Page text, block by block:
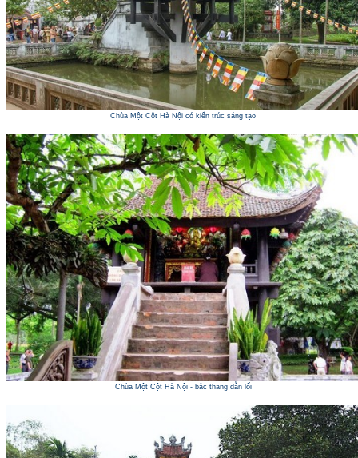
Chùa Một Cột Hà Nội có kiến trúc sáng tạo
Chùa Một Cột Hà Nội - bậc thang dẫn lối